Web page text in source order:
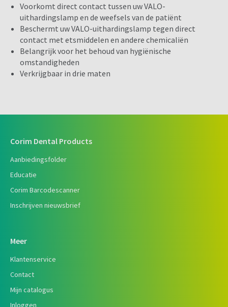
Voorkomt direct contact tussen uw VALO-
uithardingslamp en de weefsels van de patiënt
Beschermt uw VALO-uithardingslamp tegen direct
contact met etsmiddelen en andere chemicaliën
Belangrijk voor het behoud van hygiënische
omstandigheden
Verkrijgbaar in drie maten
Corim Dental Products
Aanbiedingsfolder
Educatie
Corim Barcodescanner
Inschrijven nieuwsbrief
Meer
Klantenservice
Contact
Mijn catalogus
Inloggen